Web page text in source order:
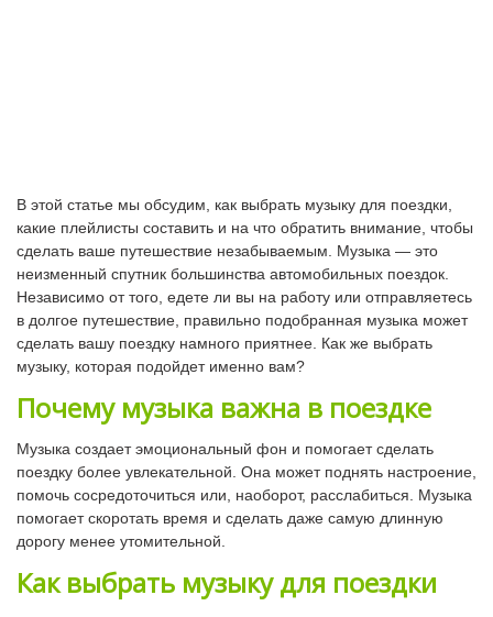
В этой статье мы обсудим, как выбрать музыку для поездки,
какие плейлисты составить и на что обратить внимание, чтобы
сделать ваше путешествие незабываемым. Музыка — это
неизменный спутник большинства автомобильных поездок.
Независимо от того, едете ли вы на работу или отправляетесь
в долгое путешествие, правильно подобранная музыка может
сделать вашу поездку намного приятнее. Как же выбрать
музыку, которая подойдет именно вам?
Почему музыка важна в поездке
Музыка создает эмоциональный фон и помогает сделать
поездку более увлекательной. Она может поднять настроение,
помочь сосредоточиться или, наоборот, расслабиться. Музыка
помогает скоротать время и сделать даже самую длинную
дорогу менее утомительной.
Как выбрать музыку для поездки